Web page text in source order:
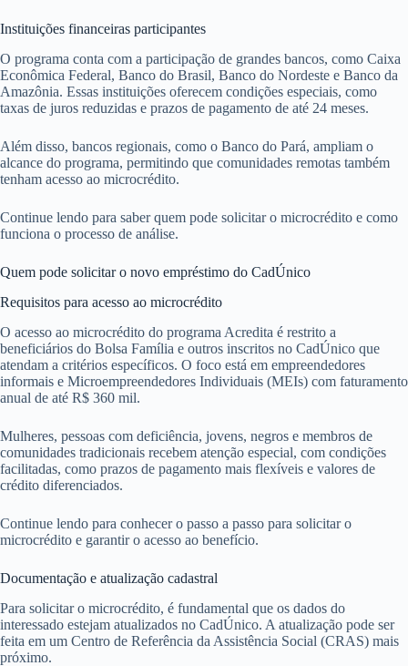
Instituições financeiras participantes
O programa conta com a participação de grandes bancos, como Caixa
Econômica Federal, Banco do Brasil, Banco do Nordeste e Banco da
Amazônia. Essas instituições oferecem condições especiais, como
taxas de juros reduzidas e prazos de pagamento de até 24 meses.
Além disso, bancos regionais, como o Banco do Pará, ampliam o
alcance do programa, permitindo que comunidades remotas também
tenham acesso ao microcrédito.
Continue lendo para saber quem pode solicitar o microcrédito e como
funciona o processo de análise.
Quem pode solicitar o novo empréstimo do CadÚnico
Requisitos para acesso ao microcrédito
O acesso ao microcrédito do programa Acredita é restrito a
beneficiários do Bolsa Família e outros inscritos no CadÚnico que
atendam a critérios específicos. O foco está em empreendedores
informais e Microempreendedores Individuais (MEIs) com faturamento
anual de até R$ 360 mil.
Mulheres, pessoas com deficiência, jovens, negros e membros de
comunidades tradicionais recebem atenção especial, com condições
facilitadas, como prazos de pagamento mais flexíveis e valores de
crédito diferenciados.
Continue lendo para conhecer o passo a passo para solicitar o
microcrédito e garantir o acesso ao benefício.
Documentação e atualização cadastral
Para solicitar o microcrédito, é fundamental que os dados do
interessado estejam atualizados no CadÚnico. A atualização pode ser
feita em um Centro de Referência da Assistência Social (CRAS) mais
próximo.